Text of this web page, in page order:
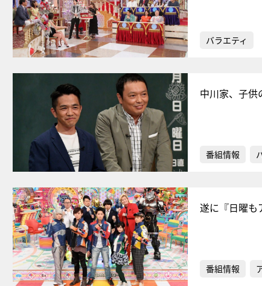
バラエティ
中川家、子供
番組情報
遂に『日曜も
番組情報